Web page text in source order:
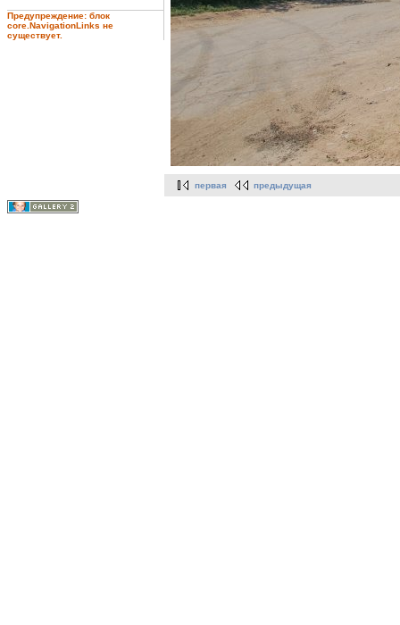
Предупреждение: блок
core.NavigationLinks не
существует.
первая предыдущая